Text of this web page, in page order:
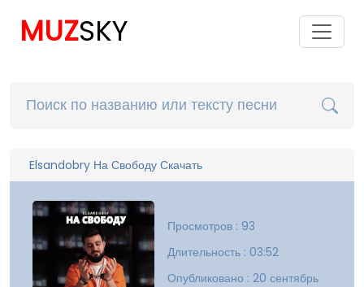
MUZSKY
Elsandobry На Свободу Скачать
Просмотров : 93
Длительность : 03:52
Опубликовано : 20 сентябрь